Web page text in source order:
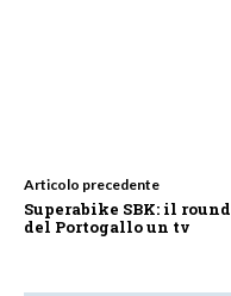
Articolo precedente
Superabike SBK: il round
del Portogallo un tv